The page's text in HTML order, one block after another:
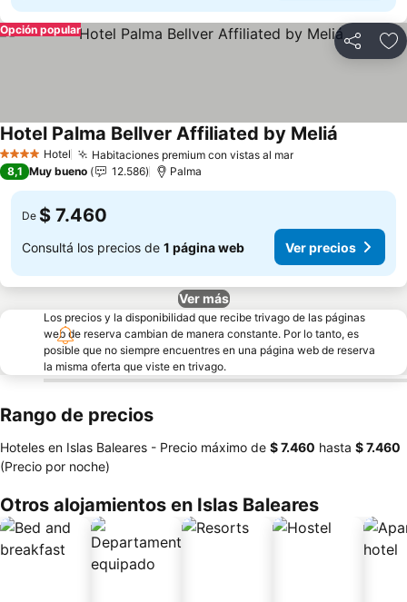
Compartir
Opción popular
4 EstrellasHotel Habitaciones premium con vistas al marVer precios
Hotel Palma Bellver Affiliated by Meliá
8,1 Muy bueno 12.586 Palma
De $ 7.460
Consultá los precios de 1 página web Ver precios
Ver más
Los precios y la disponibilidad que recibe trivago de las páginas
web de reserva cambian de manera constante. Por lo tanto, es
posible que no siempre encuentres en una página web de reserva
la misma oferta que viste en trivago.
Rango de precios
Hoteles en Islas Baleares - Precio máximo de ‎$ 7.460 hasta ‎$ 7.460
(Precio por noche)
Otros alojamientos en Islas Baleares